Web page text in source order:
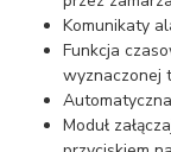
Komunikaty
Funkcja
wyznaczonej
Moduł